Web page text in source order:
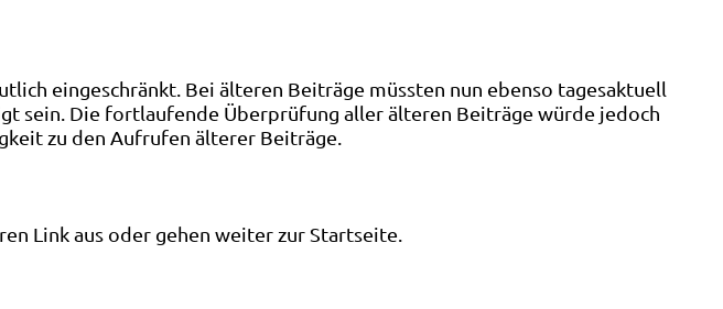
eingeschränkt. Bei älteren Beiträge müssten nun ebenso tagesaktuell
sein. Die fortlaufende Überprüfung aller älteren Beiträge würde jedoch
zu den Aufrufen älterer Beiträge.
Link aus oder gehen weiter zur Startseite.